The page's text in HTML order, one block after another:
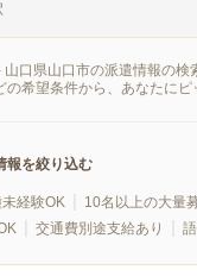
山口県山口市の派遣情報の
の希望条件から、あなたに
報を絞り込む
経験OK 10名以上の大量
交通費別途支給あり